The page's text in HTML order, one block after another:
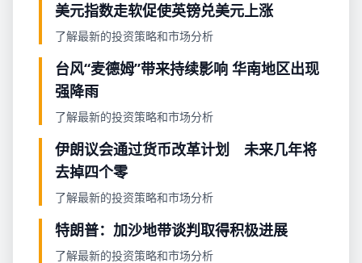
美元指数走软促使英镑兑美元上涨
了解最新的投资策略和市场分析
台风“麦德姆”带来持续影响 华南地区出现
强降雨
了解最新的投资策略和市场分析
伊朗议会通过货币改革计划 未来几年将
去掉四个零
了解最新的投资策略和市场分析
特朗普：加沙地带谈判取得积极进展
了解最新的投资策略和市场分析